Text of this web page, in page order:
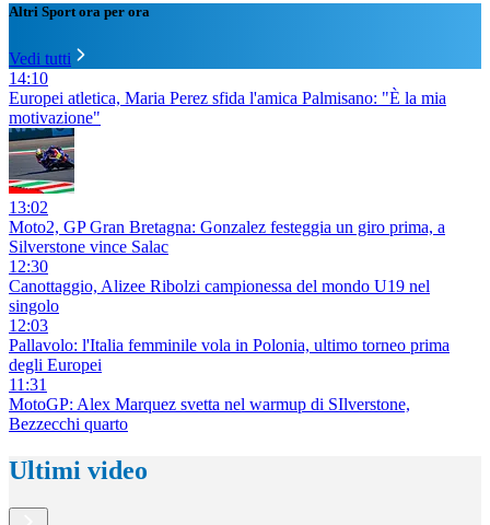
Altri Sport ora per ora
Vedi tutti
14:10
Europei atletica, Maria Perez sfida l'amica Palmisano: "È la mia
motivazione"
13:02
Moto2, GP Gran Bretagna: Gonzalez festeggia un giro prima, a
Silverstone vince Salac
12:30
Canottaggio, Alizee Ribolzi campionessa del mondo U19 nel
singolo
12:03
Pallavolo: l'Italia femminile vola in Polonia, ultimo torneo prima
degli Europei
11:31
MotoGP: Alex Marquez svetta nel warmup di SIlverstone,
Bezzecchi quarto
Ultimi video